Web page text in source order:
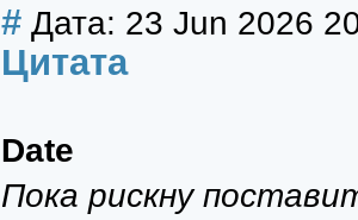
# Дата: 23 Jun 2026
Цитата
Date
Пока рискну